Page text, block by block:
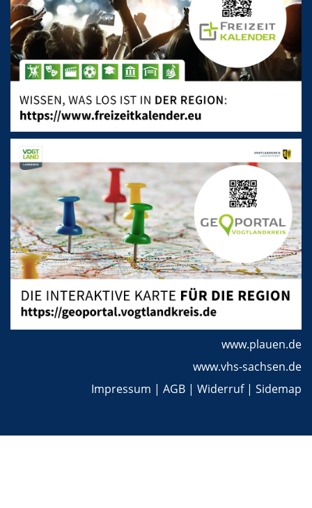
www.plauen.de
www.vhs-sachsen.de
Impressum | AGB | Widerruf| Sidemap